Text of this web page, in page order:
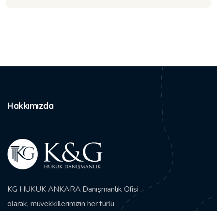
Hakkımızda
KG HUKUK ANKARA Danışmanlık Ofisi
olarak, müvekkillerimizin her türlü